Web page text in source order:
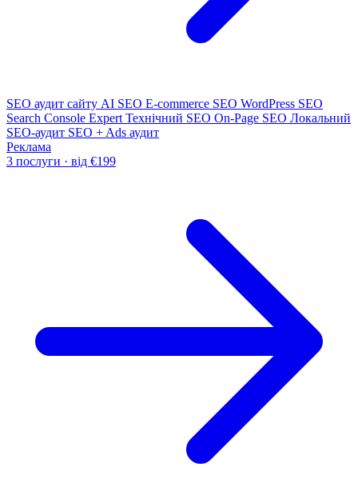
SEO аудит сайту AI SEO E-commerce SEO WordPress SEO
Search Console Expert Технічний SEO On-Page SEO Локальний
SEO-аудит SEO + Ads аудит
Реклама
3 послуги · від €199